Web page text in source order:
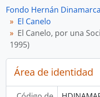
Fondo Hernán Dinamarca
El Canelo
El Canelo, por una
1995)
Área de identidad